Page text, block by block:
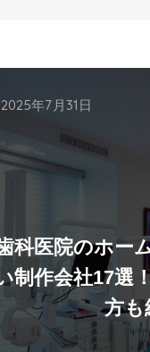
科医院のホー
制作会社17選
方も
2025年7月31日